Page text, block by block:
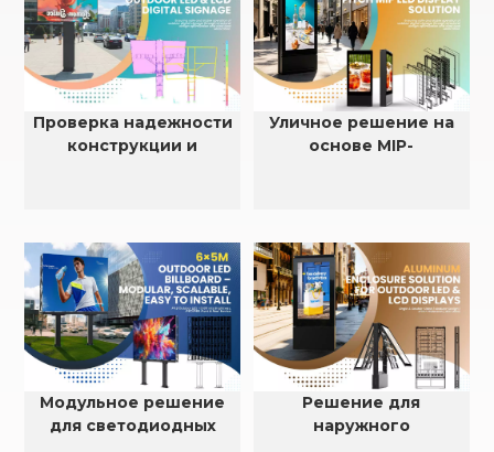
Проверка надежности
конструкции и
светодиодных и ЖК-
дисплеев.
Уличное решение на
основе MIP-
Модульное решение
для светодиодных
Решение для
наружного